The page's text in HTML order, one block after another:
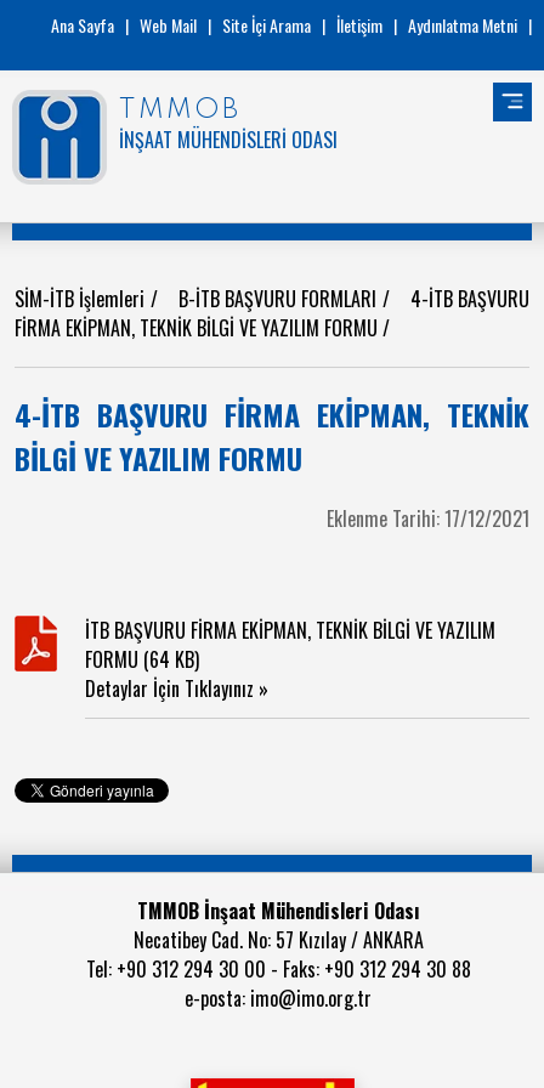
Ana Sayfa | Web Mail | Site İçi Arama | İletişim | Aydınlatma Metni |
TMMOB
İNŞAAT MÜHENDİSLERİ ODASI
SİM-İTB İşlemleri / B-İTB BAŞVURU FORMLARI / 4-İTB BAŞVURU
FİRMA EKİPMAN, TEKNİK BİLGİ VE YAZILIM FORMU /
4-İTB BAŞVURU FİRMA EKİPMAN, TEKNİK
BİLGİ VE YAZILIM FORMU
Eklenme Tarihi: 17/12/2021
İTB BAŞVURU FİRMA EKİPMAN, TEKNİK BİLGİ VE YAZILIM
FORMU (64 KB)
Detaylar İçin Tıklayınız »
TMMOB İnşaat Mühendisleri Odası
Necatibey Cad. No: 57 Kızılay / ANKARA
Tel: +90 312 294 30 00 - Faks: +90 312 294 30 88
e-posta: imo@imo.org.tr